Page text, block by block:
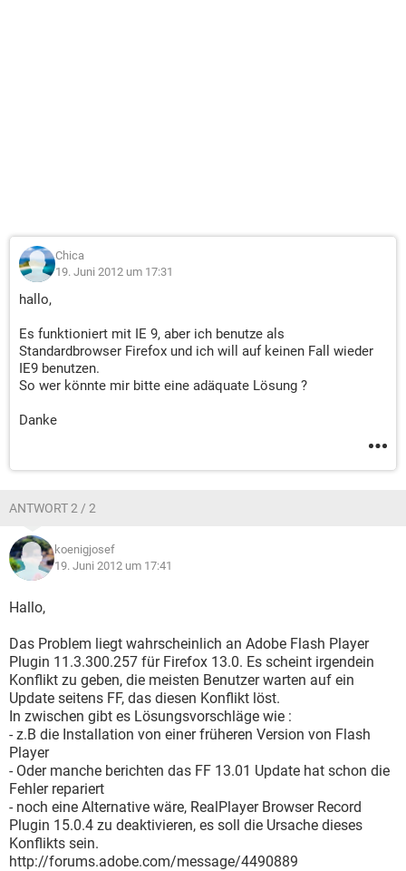
Chica
19. Juni 2012 um 17:31
hallo,
Es funktioniert mit IE 9, aber ich benutze als
Standardbrowser Firefox und ich will auf keinen Fall wieder
IE9 benutzen.
So wer könnte mir bitte eine adäquate Lösung ?
Danke
ANTWORT 2 / 2
koenigjosef
19. Juni 2012 um 17:41
Hallo,
Das Problem liegt wahrscheinlich an Adobe Flash Player
Plugin 11.3.300.257 für Firefox 13.0. Es scheint irgendein
Konflikt zu geben, die meisten Benutzer warten auf ein
Update seitens FF, das diesen Konflikt löst.
In zwischen gibt es Lösungsvorschläge wie :
- z.B die Installation von einer früheren Version von Flash
Player
- Oder manche berichten das FF 13.01 Update hat schon die
Fehler repariert
- noch eine Alternative wäre, RealPlayer Browser Record
Plugin 15.0.4 zu deaktivieren, es soll die Ursache dieses
Konflikts sein.
http://forums.adobe.com/message/4490889